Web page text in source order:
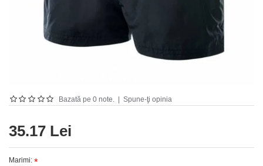
Bazată pe 0 note. Spune-ţi opinia
35.17 Lei
Marimi: